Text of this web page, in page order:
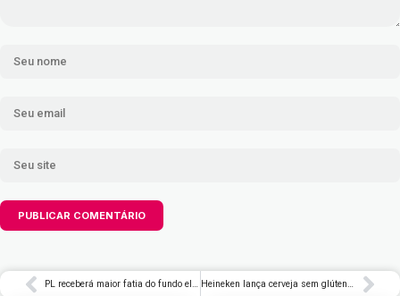
PL receberá maior fatia do fundo eleitoral para campanhas do TSE Heineken lança cerveja sem glúten e com menor teor alcoólico